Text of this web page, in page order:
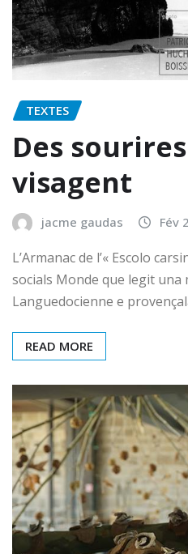
TEXTES
Des
visagent
jacme gaudas Fév
L’Armanac de l’« Escolo
socials Monde que legit una
Languedocienne e
READ MORE